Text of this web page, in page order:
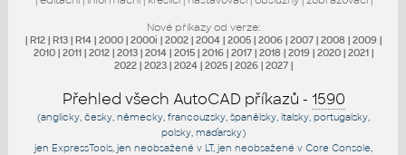
Nové příkazy od verze:
| R12 | R13 | R14 | 2000 | 2000i | 2002 | 2004 | 2005 | 2006 | 2007 | 2008 | 2009 |
2010 | 2011 | 2012 | 2013 | 2014 | 2015 | 2016 | 2017 | 2018 | 2019 | 2020 | 2021 |
2022 | 2023 | 2024 | 2025 | 2026 | 2027 |
Přehled všech AutoCAD příkazů - 1590
(anglicky, česky, německy, francouzsky, španělsky, italsky, portugalsky,
polsky, maďarsky)
jen ExpressTools , jen neobsažené v LT, jen neobsažené v Core Console